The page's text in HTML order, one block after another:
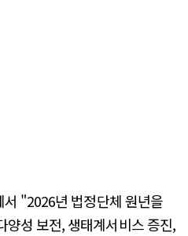
"2026년 법정단체 원년을
양성 보전, 생태계서비스 증진,